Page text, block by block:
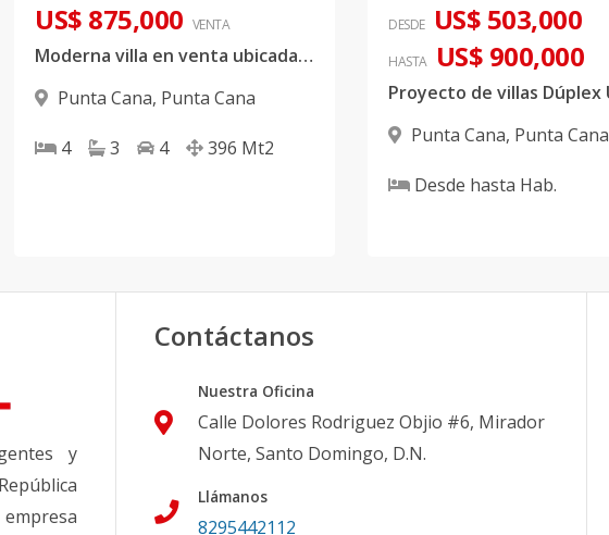
US$ 875,000 VENTA
Moderna villa en venta ubicada en Punta Cana
Punta Cana, Punta Cana
4 3 4 396 Mt2
DESDE US$ 503,000
HASTA US$ 900,000
Punta Cana, Punta Cana
Desde hasta Hab.
y
Contáctanos
Nuestra Oficina
Calle Dolores Rodriguez Objio #6, Mirador
Norte, Santo Domingo, D.N.
Llámanos
8295442112